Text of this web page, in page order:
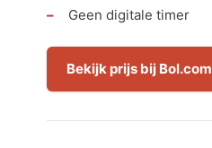
Geen digitale timer
Bekijk prijs bij Bol.com